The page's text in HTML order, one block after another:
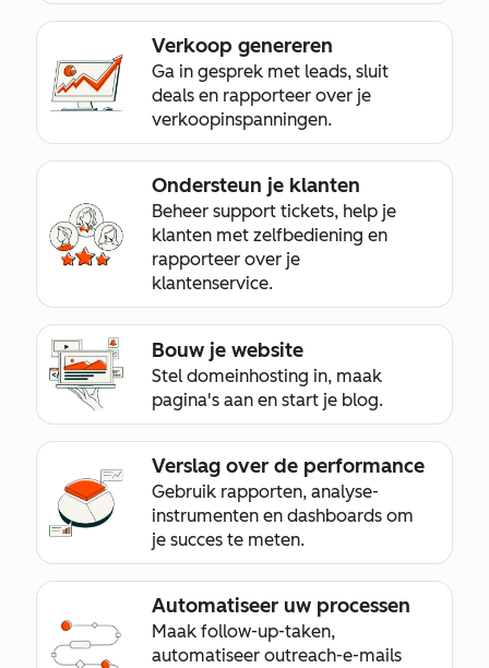
Verkoop genereren
Ga in gesprek met leads, sluit
deals en rapporteer over je
verkoopinspanningen.
Ondersteun je klanten
Beheer support tickets, help je
klanten met zelfbediening en
rapporteer over je
klantenservice.
Bouw je website
Stel domeinhosting in, maak
pagina's aan en start je blog.
Verslag over de performance
Gebruik rapporten, analyse-
instrumenten en dashboards om
je succes te meten.
Automatiseer uw processen
Maak follow-up-taken,
automatiseer outreach-e-mails